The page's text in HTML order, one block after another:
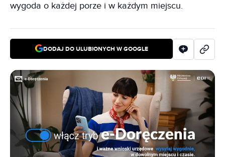
wygoda o każdej porze i w każdym miejscu.
DODAJ DO ULUBIONYCH W GOOGLE